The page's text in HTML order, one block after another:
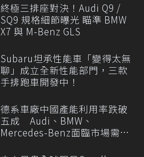
終極三排座對決！Audi Q9 /
SQ9 規格細節曝光 瞄準 BMW
X7 與 M-Benz GLS
Subaru坦承性能車「變得太無
聊」成立全新性能部門，三款
手排跑車開發中！
德系車廠中國產能利用率跌破
五成 Audi、BMW、
Mercedes-Benz面臨市場需求